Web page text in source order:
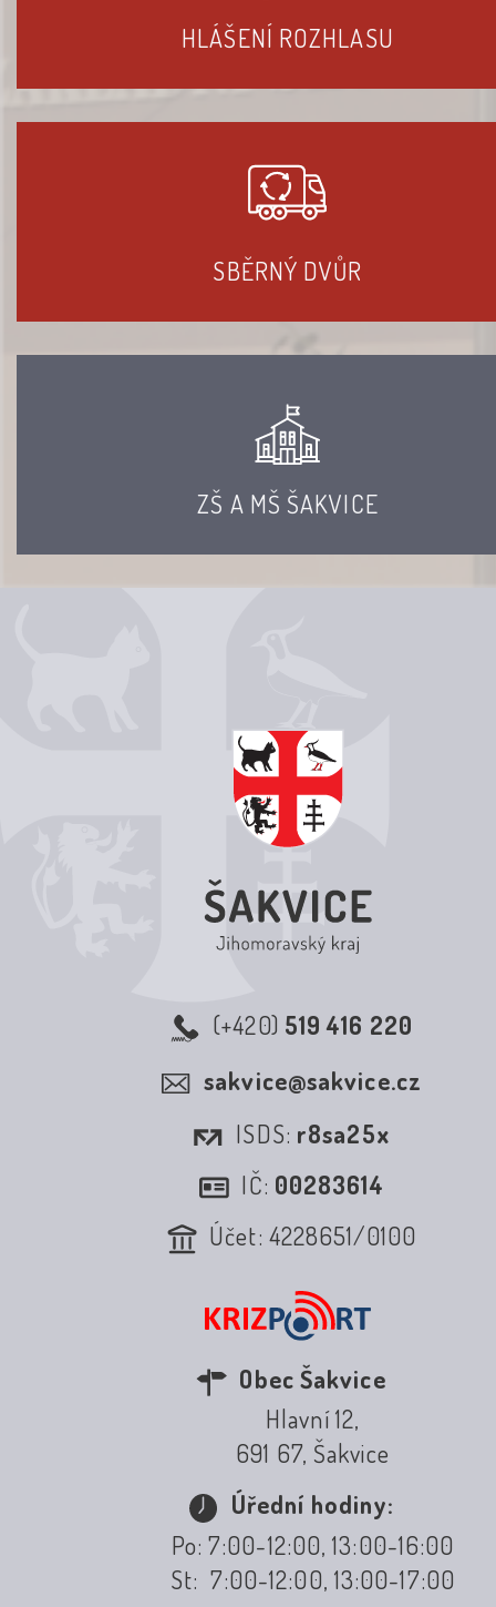
HLÁŠENÍ ROZHLASU
SBĚRNÝ DVŮR
ZŠ A MŠ ŠAKVICE
(+420) 519 416 220
sakvice@sakvice.cz
ISDS: r8sa25x
IČ: 00283614
Účet: 4228651/0100
Obec Šakvice
Hlavní 12,
691 67, Šakvice
Úřední hodiny:
Po: 7:00-12:00, 13:00-16:00
St: 7:00-12:00, 13:00-17:00